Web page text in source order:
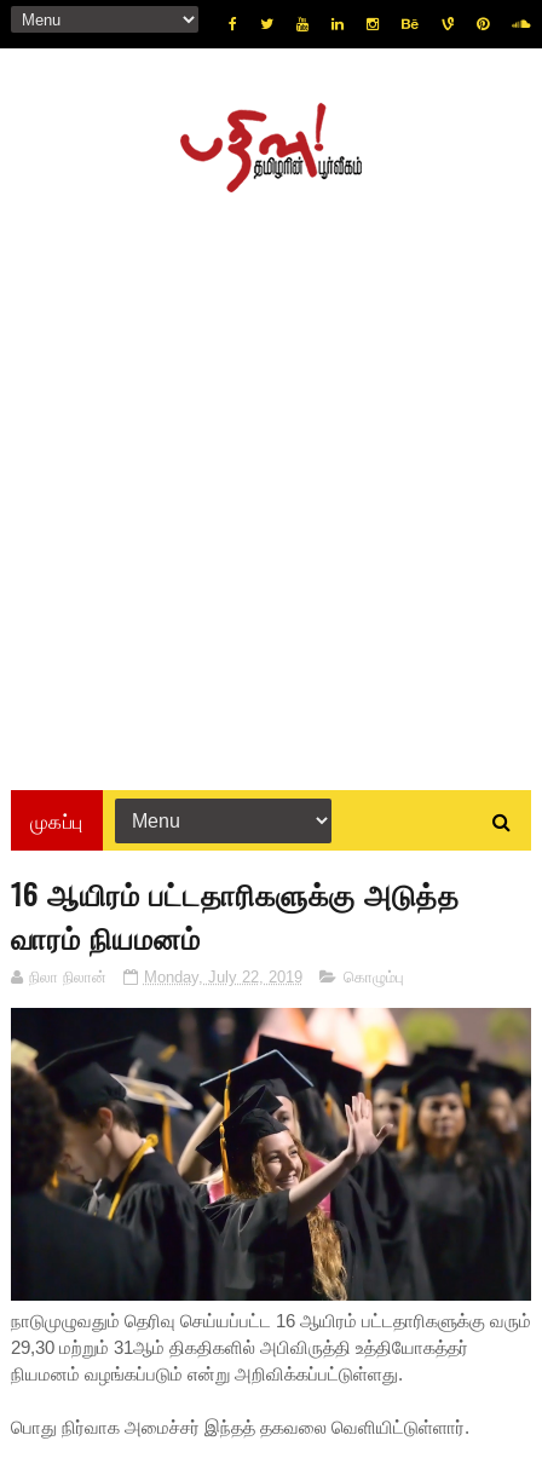
முகப்பு
16 ஆயிரம் பட்டதாரிகளுக்கு அடுத்த
வாரம் நியமனம்
நிலா நிலான் Monday, July 22, 2019 கொழும்பு
நாடுமுழுவதும் தெரிவு செய்யப்பட்ட 16 ஆயிரம் பட்டதாரிகளுக்கு வரும்
29,30 மற்றும் 31ஆம் திகதிகளில் அபிவிருத்தி உத்தியோகத்தர்
நியமனம் வழங்கப்படும் என்று அறிவிக்கப்பட்டுள்ளது.
பொது நிர்வாக அமைச்சர் இந்தத் தகவலை வெளியிட்டுள்ளார்.